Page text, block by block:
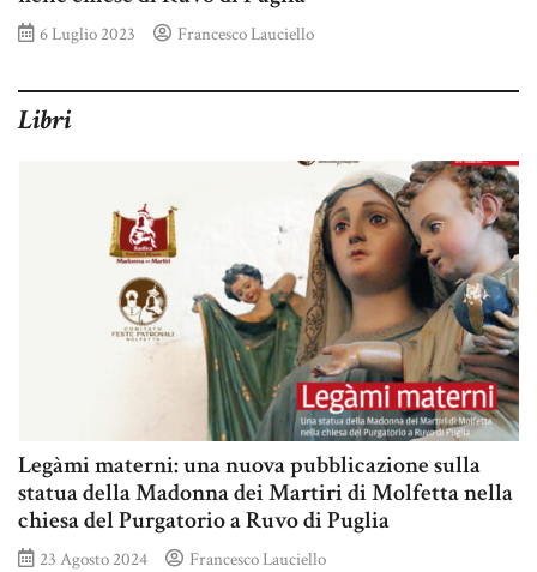
6 Luglio 2023 Francesco Lauciello
Libri
Legàmi materni: una nuova pubblicazione sulla
statua della Madonna dei Martiri di Molfetta nella
chiesa del Purgatorio a Ruvo di Puglia
23 Agosto 2024 Francesco Lauciello